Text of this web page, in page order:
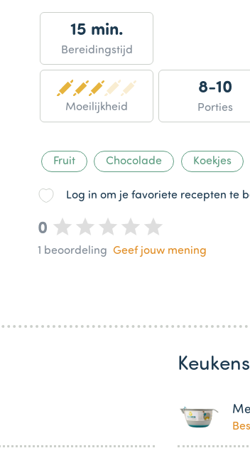
15 min.
Bereidingstijd
Moeilijkheid
8-10
Porties
Fruit Chocolade Koekjes
Log in om je favoriete recepten te
0
1 beoordeling Geef jouw mening